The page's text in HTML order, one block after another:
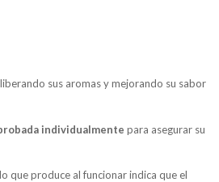
sus aromas y mejorando su sabor
individualmente para asegurar su
que produce al funcionar indica que el